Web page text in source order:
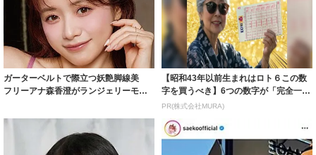
ガーターベルトで際立つ妖艶脚線美
フリーアナ森香澄がランジェリーモデ
【昭和43年以前生まれはロト６この数
字を買うべき】6つの数字が「完全一
致」する方...
PR(株式会社MURA)